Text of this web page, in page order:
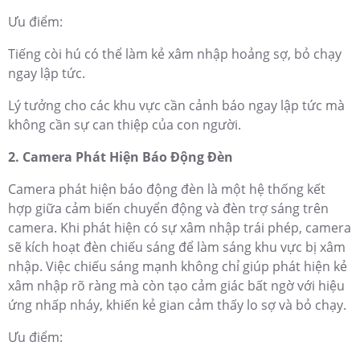
Ưu điểm:
Tiếng còi hú có thể làm kẻ xâm nhập hoảng sợ, bỏ chạy
ngay lập tức.
Lý tưởng cho các khu vực cần cảnh báo ngay lập tức mà
không cần sự can thiệp của con người.
2. Camera Phát Hiện Báo Động Đèn
Camera phát hiện báo động đèn là một hệ thống kết
hợp giữa cảm biến chuyển động và đèn trợ sáng trên
camera. Khi phát hiện có sự xâm nhập trái phép, camera
sẽ kích hoạt đèn chiếu sáng để làm sáng khu vực bị xâm
nhập. Việc chiếu sáng mạnh không chỉ giúp phát hiện kẻ
xâm nhập rõ ràng mà còn tạo cảm giác bất ngờ với hiệu
ứng nhấp nháy, khiến kẻ gian cảm thấy lo sợ và bỏ chạy.
Ưu điểm: